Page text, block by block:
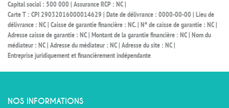
Capital social : 500 000 | Assurance RCP : NC |
Carte T : CPI 29032016000014629 | Date de délivrance : 0000-00-00 | Lieu de
délivrance : NC | Caisse de garantie financière : NC. | N° de caisse de garantie : NC |
Adresse caisse de garantie : NC | Montant de la garantie financière : NC | Nom du
médiateur : NC | Adresse du médiateur : NC | Adresse du site : NC |
Entreprise juridiquement et financièrement indépendante
NOS INFORMATIONS